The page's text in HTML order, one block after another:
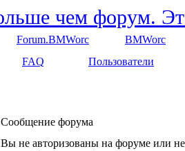
Forum.BMWorc
BMWorc
FAQ Пользователи
Сообщение форума
Вы не авторизованы на форуме или